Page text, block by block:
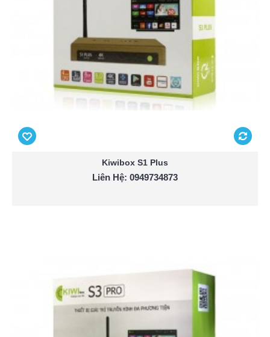
Kiwibox S1 Plus
Liên Hệ: 0949734873